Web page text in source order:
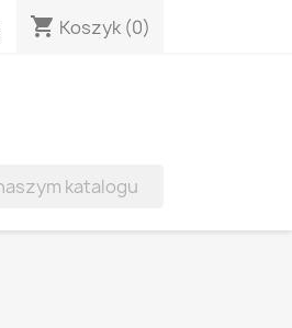
shopping_cart Koszyk (0)